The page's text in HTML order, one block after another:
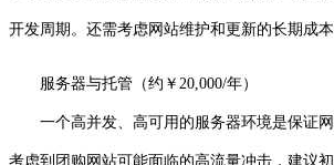
开发周期。还需考虑网站维护和更新的长期成本
服务器与托管（约￥20,000/年）
一个高并发、高可用的服务器环境是保证网
考虑到团购网站可能面临的高流量冲击，建议